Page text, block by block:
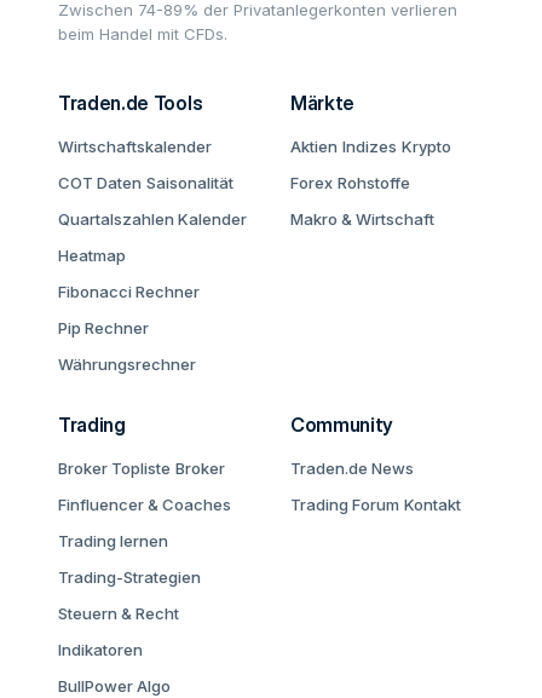
Zwischen 74-89% der Privatanlegerkonten verlieren
beim Handel mit CFDs.
Traden.de Tools
Wirtschaftskalender
COT Daten Saisonalität
Quartalszahlen Kalender
Heatmap
Fibonacci Rechner
Pip Rechner
Währungsrechner
Märkte
Aktien Indizes Krypto
Forex Rohstoffe
Makro & Wirtschaft
Trading
Broker Topliste Broker
Finfluencer & Coaches
Trading lernen
Trading-Strategien
Steuern & Recht
Indikatoren
BullPower Algo
Community
Traden.de News
Trading Forum Kontakt